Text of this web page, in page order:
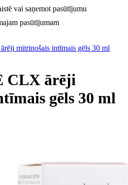
vai saņemot pasūtījumu
pasūtījumam
mitrinošais intīmais gēls 30 ml
CLX ārēji
gēls 30 ml